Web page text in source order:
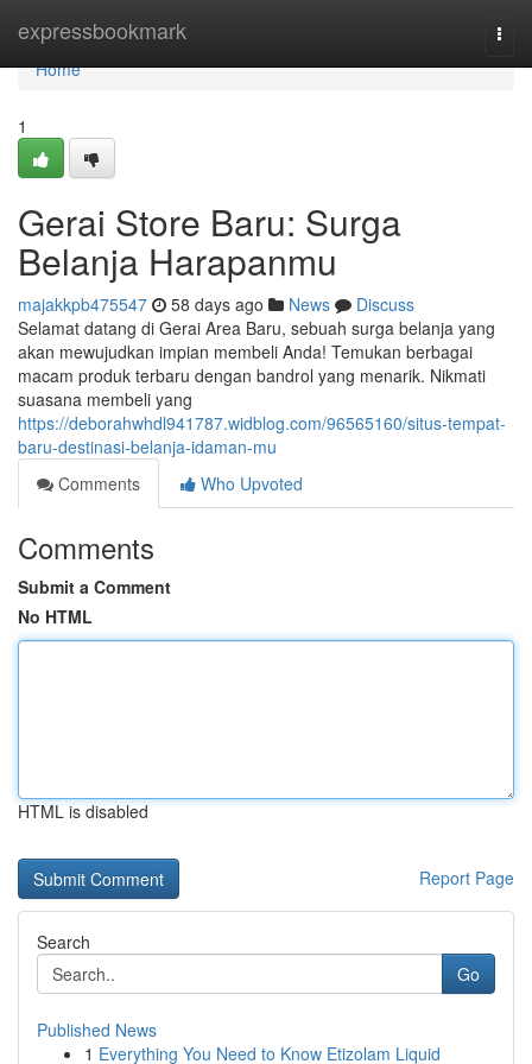
expressbookmark
Home
Home
1
Gerai Store Baru: Surga
Belanja Harapanmu
majakkpb475547 58 days ago News
Discuss
Selamat datang di Gerai Area Baru, sebuah surga belanja yang
akan mewujudkan impian membeli Anda! Temukan berbagai
macam produk terbaru dengan bandrol yang menarik. Nikmati
suasana membeli yang
https://deborahwhdl941787.widblog.com/96565160/situs-tempat-
baru-destinasi-belanja-idaman-mu
Comments
Who Upvoted
Comments
Submit a Comment
No HTML
HTML is disabled
Report Page
Search
Go
Published News
1 Everything You Need to Know Etizolam Liquid